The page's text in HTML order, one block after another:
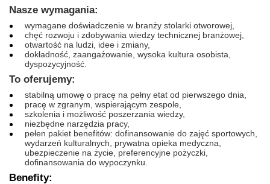
Nasze wymagania:
wymagane doświadczenie w branży stolarki otworowej,
chęć rozwoju i zdobywania wiedzy technicznej branżowej,
otwartość na ludzi, idee i zmiany,
dokładność, zaangażowanie, wysoka kultura osobista,
dyspozycyjność.
To oferujemy:
stabilną umowę o pracę na pełny etat od pierwszego dnia,
pracę w zgranym, wspierającym zespole,
szkolenia i możliwość poszerzania wiedzy,
niezbędne narzędzia pracy,
pełen pakiet benefitów: dofinansowanie do zajęć sportowych,
wydarzeń kulturalnych, prywatna opieka medyczna,
ubezpieczenie na życie, preferencyjne pożyczki,
dofinansowania do wypoczynku.
Benefity: